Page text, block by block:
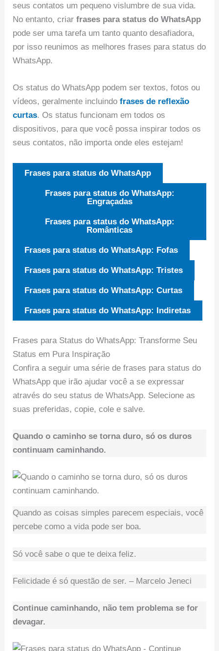
seus contatos um pequeno vislumbre de sua vida.
No entanto, criarfrases para status do WhatsApp
pode ser uma tarefa um tanto quanto desafiadora,
por isso reunimos as melhores frases para status do
WhatsApp.
Os status do WhatsApp podem ser textos, fotos ou
vídeos, geralmente incluindofrases de reflexão
curtas. Os status funcionam em todos os
dispositivos, para que você possa inspirar todos os
seus contatos, não importa onde eles estejam!
Frases para status do WhatsApp
Frases para status do WhatsApp:
Engraçadas
Frases para status do WhatsApp:
Românticas
Frases para status do WhatsApp: Fofas
Frases para status do WhatsApp: Tristes
Frases para status do WhatsApp: Curtas
Frases para status do WhatsApp: Indiretas
Frases para Status do WhatsApp: Transforme Seu
Status em Pura Inspiração
Confira a seguir uma série de frases para status do
WhatsApp que irão ajudar você a se expressar
através do seu status de WhatsApp. Selecione as
suas preferidas, copie, cole e salve.
Quando o caminho se torna duro, só os duros
continuam caminhando.
Quando as coisas simples parecem especiais, você
percebe como a vida pode ser boa.
Só você sabe o que te deixa feliz.
Felicidade é só questão de ser. – Marcelo Jeneci
Continue caminhando, não tem problema se for
devagar.